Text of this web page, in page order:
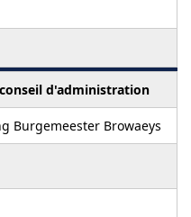
d'administration
Burgemeester Browaeys